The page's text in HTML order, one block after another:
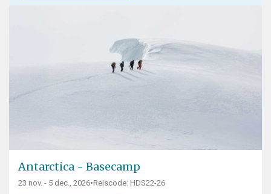
Antarctica - Basecamp
23 nov. - 5 dec., 2026•Reiscode: HDS22-26